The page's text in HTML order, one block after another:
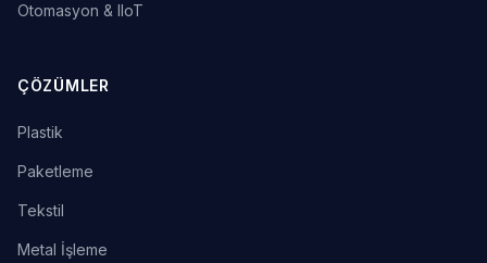
Otomasyon & IIoT
ÇÖZÜMLER
Plastik
Paketleme
Tekstil
Metal İşleme